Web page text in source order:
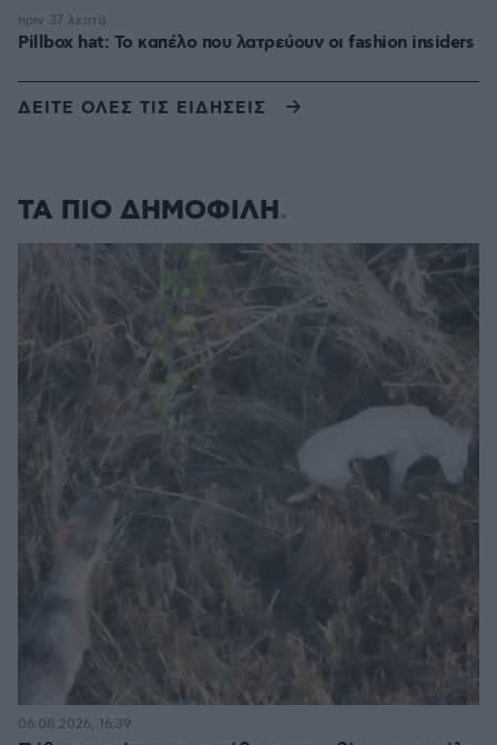
Pillbox hat: Το καπέλο που λατρεύουν οι fashion insiders
πριν 37 λεπτά
ΔΕΙΤΕ ΟΛΕΣ ΤΙΣ ΕΙΔΗΣΕΙΣ
ΤΑ ΠΙΟ ΔΗΜΟΦΙΛΗ
06.08.2026, 16:39